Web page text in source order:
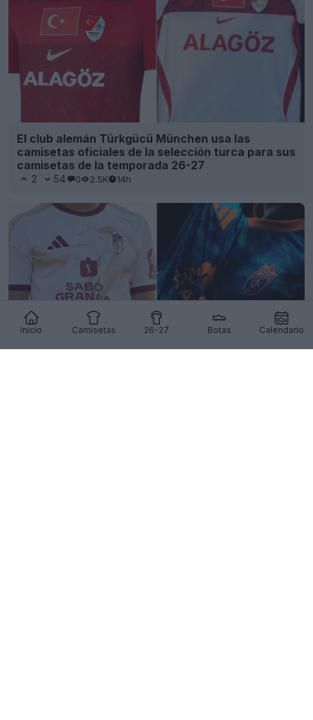
Inicio Camisetas 26-27 Botas Calendario
El club alemán Türkgücü München usa las
camisetas oficiales de la selección turca para sus
camisetas de la temporada 26-27
2 54 0 2.5K 14h